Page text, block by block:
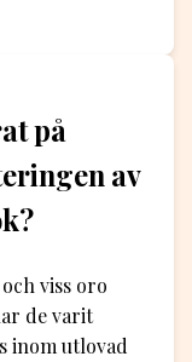
på
av
viss oro
de varit
inom utlovad